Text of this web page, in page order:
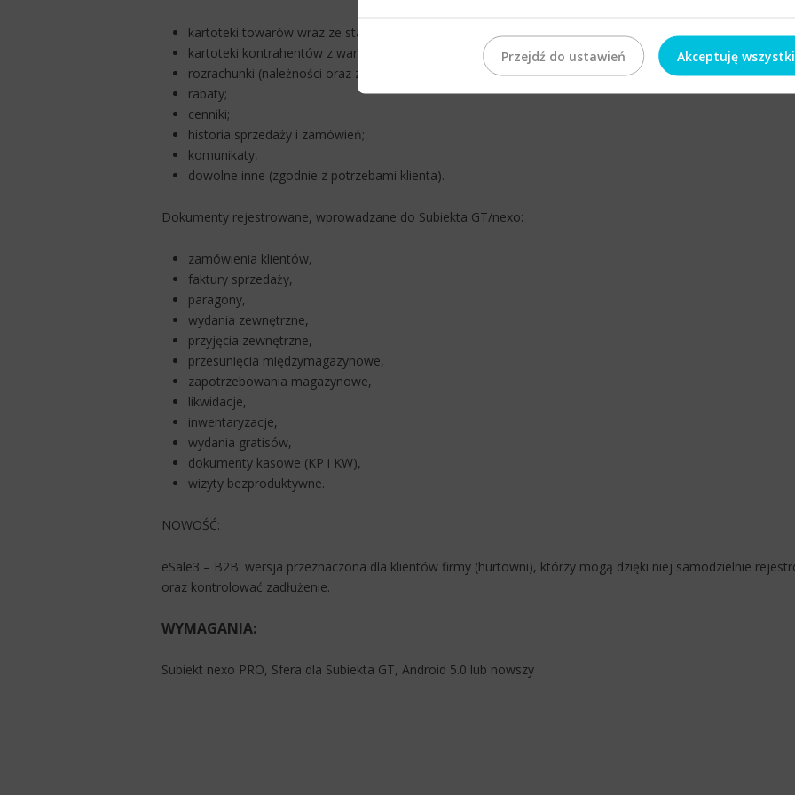
kartoteki towarów wraz ze stanami magazynowymi i cenami sprzedaży;
kartoteki kontrahentów z warunkami handlowymi i zadłużeniem;
rozrachunki (należności oraz zobowiązania);
rabaty;
cenniki;
historia sprzedaży i zamówień;
komunikaty,
dowolne inne (zgodnie z potrzebami klienta).
Dokumenty rejestrowane, wprowadzane do Subiekta GT/nexo:
zamówienia klientów,
faktury sprzedaży,
paragony,
wydania zewnętrzne,
przyjęcia zewnętrzne,
przesunięcia międzymagazynowe,
zapotrzebowania magazynowe,
likwidacje,
inwentaryzacje,
wydania gratisów,
dokumenty kasowe (KP i KW),
wizyty bezproduktywne.
NOWOŚĆ:
eSale3 – B2B: wersja przeznaczona dla klientów firmy (hurtowni), którzy mogą dzięki niej samodzielnie
oraz kontrolować zadłużenie.
WYMAGANIA:
Subiekt nexo PRO, Sfera dla Subiekta GT, Android 5.0 lub nowszy
Przejdź do ustawień Akceptuję